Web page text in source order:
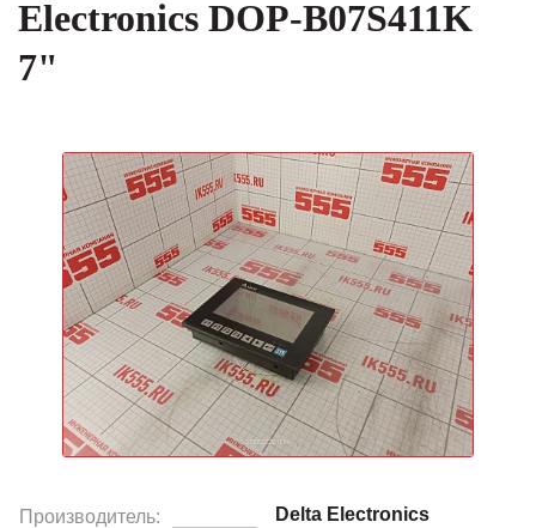
Electronics DOP-B07S411K
7"
Производитель: Delta Electronics